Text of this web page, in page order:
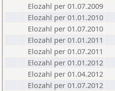
Elozahl per 01.07.2009
Elozahl per 01.01.2010
Elozahl per 01.07.2010
Elozahl per 01.01.2011
Elozahl per 01.07.2011
Elozahl per 01.01.2012
Elozahl per 01.04.2012
Elozahl per 01.07.2012